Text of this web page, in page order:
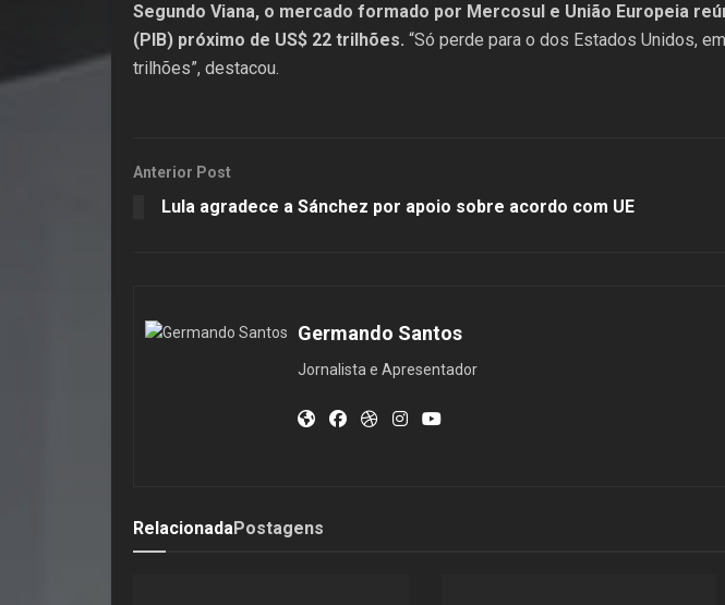
Segundo Viana, o mercado formado por Mercosul e União Europeia
(PIB) próximo de US$ 22 trilhões. “Só perde para o dos Estados Unidos,
trilhões”, destacou.
Anterior Post
Lula agradece a Sánchez por apoio sobre acordo com UE
Germando Santos
Jornalista e Apresentador
RelacionadaPostagens